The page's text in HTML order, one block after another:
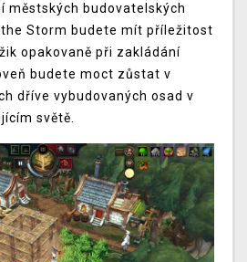
městských budovatelských
Storm budete mít příležitost
opakovaně při zakládání
budete moct zůstat v
dříve vybudovaných osad v
světě.